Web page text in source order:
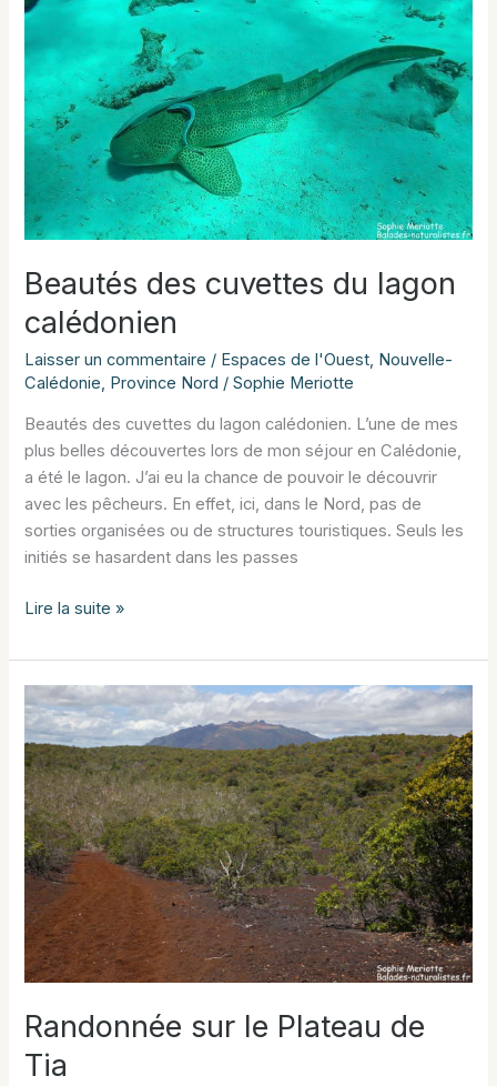
Voh
Beautés des cuvettes du lagon
calédonien
Laisser un commentaire / Espaces de l'Ouest, Nouvelle-
Calédonie, Province Nord /Sophie Meriotte
Beautés des cuvettes du lagon calédonien. L’une de mes
plus belles découvertes lors de mon séjour en Calédonie,
a été le lagon. J’ai eu la chance de pouvoir le découvrir
avec les pêcheurs. En effet, ici, dans le Nord, pas de
sorties organisées ou de structures touristiques. Seuls les
initiés se hasardent dans les passes
Beautés
cuvettes
du
lagon
calédonien
Lire la suite »
Randonnée sur le Plateau de
Tia